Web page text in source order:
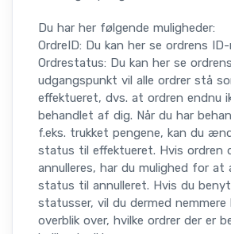
Du har her følgende muligheder:
OrdreID: Du kan her se ordrens ID-
Ordrestatus: Du kan her se
udgangspunkt vil alle ordrer stå
effektueret, dvs. at ordren endnu
behandlet af dig. Når du har
f.eks. trukket pengene, kan du
status til effektueret. Hvis ordren
annulleres, har du mulighed for
status til annulleret. Hvis du
statusser, vil du dermed
overblik over, hvilke ordrer der er